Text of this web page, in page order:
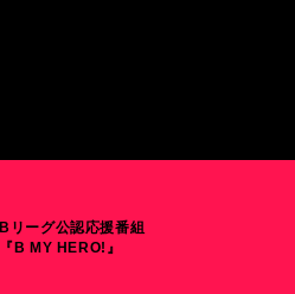
Bリーグ公認応援番組
『B MY HERO!』